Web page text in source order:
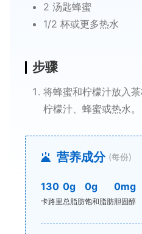
2 汤匙蜂蜜
1/2 杯或更多热水
步骤
将蜂蜜和柠檬汁放入
柠檬汁、蜂蜜或热水。
营养成分 (每份)
130
卡路里
0g
总脂肪
0g
饱和脂肪
0mg
胆固醇